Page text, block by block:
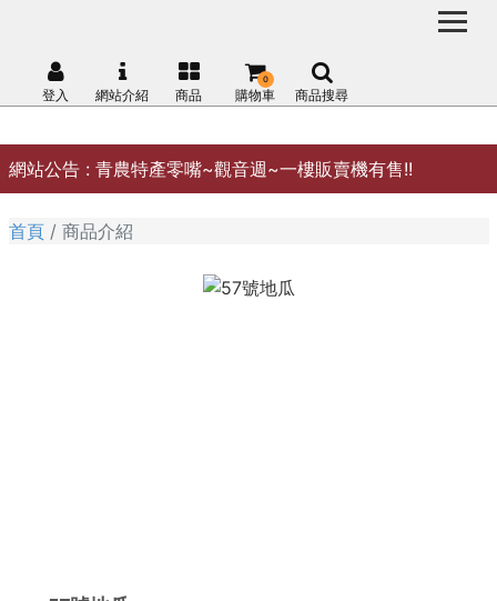
網站公告 : 青農特產零嘴~觀音週~一樓販賣機有售!!
登入 網站介紹 商品 購物車
0
商品搜尋
首頁 商品介紹